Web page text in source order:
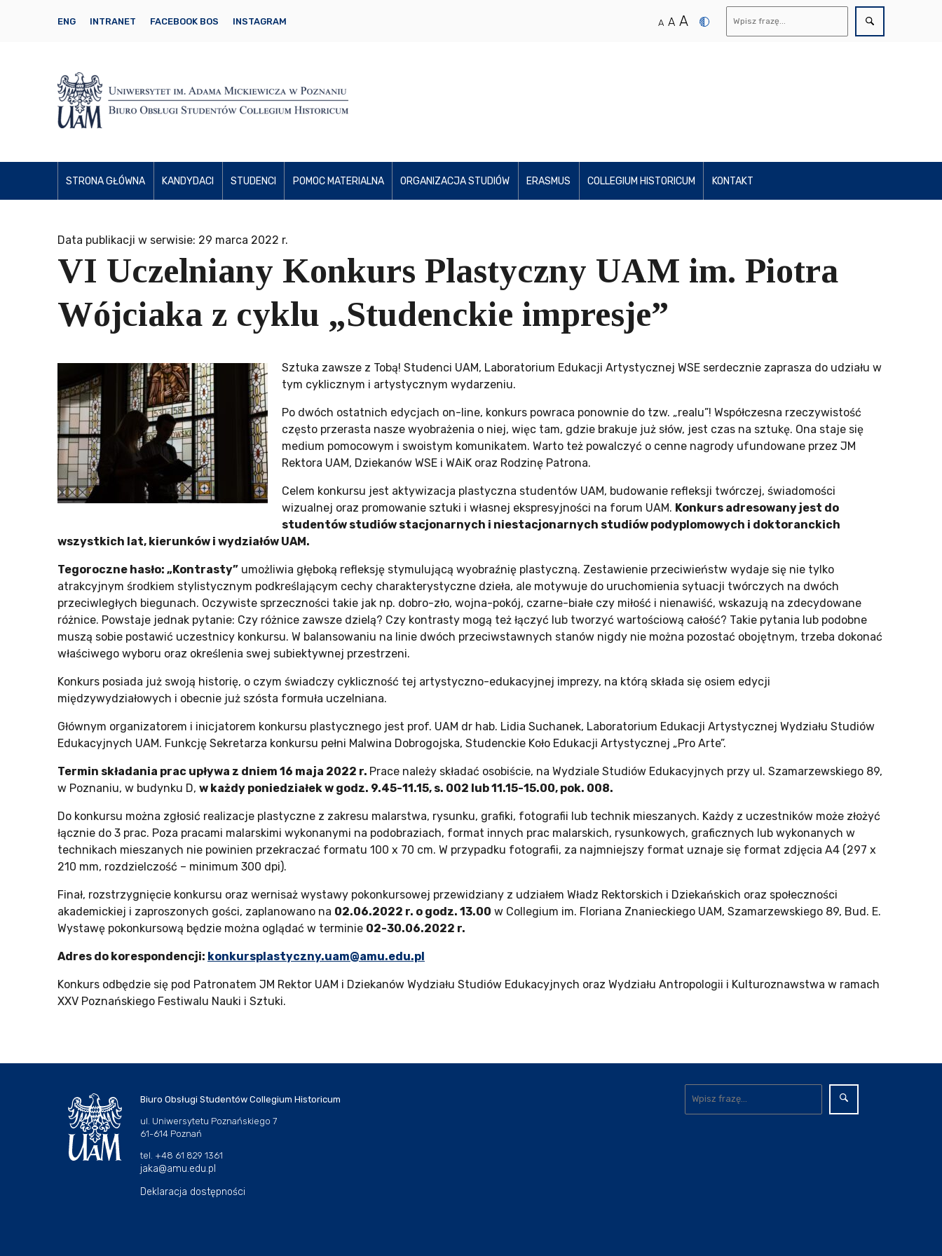
ENG INTRANET FACEBOOK BOS INSTAGRAM A A A
STRONA GŁÓWNA KANDYDACI STUDENCI POMOC MATERIALNA ORGANIZACJA STUDIÓW ERASMUS COLLEGIUM HISTORICUM KONTAKT
Data publikacji w serwisie: 29 marca 2022 r.
VI Uczelniany Konkurs Plastyczny UAM im. Piotra
Wójciaka z cyklu „Studenckie impresje”
Sztuka zawsze z Tobą! Studenci UAM, Laboratorium Edukacji Artystycznej WSE serdecznie zaprasza do udziału w
tym cyklicznym i artystycznym wydarzeniu.
Po dwóch ostatnich edycjach on-line, konkurs powraca ponownie do tzw. „realu”! Współczesna rzeczywistość
często przerasta nasze wyobrażenia o niej, więc tam, gdzie brakuje już słów, jest czas na sztukę. Ona staje się
medium pomocowym i swoistym komunikatem. Warto też powalczyć o cenne nagrody ufundowane przez JM
Rektora UAM, Dziekanów WSE i WAiK oraz Rodzinę Patrona.
Celem konkursu jest aktywizacja plastyczna studentów UAM, budowanie refleksji twórczej, świadomości
wizualnej oraz promowanie sztuki i własnej ekspresyjności na forum UAM. Konkurs adresowany jest do
studentów studiów stacjonarnych i niestacjonarnych studiów podyplomowych i doktoranckich
wszystkich lat, kierunków i wydziałów UAM.
Tegoroczne hasło: „Kontrasty” umożliwia głęboką refleksję stymulującą wyobraźnię plastyczną. Zestawienie przeciwieństw wydaje się nie tylko
atrakcyjnym środkiem stylistycznym podkreślającym cechy charakterystyczne dzieła, ale motywuje do uruchomienia sytuacji twórczych na dwóch
przeciwległych biegunach. Oczywiste sprzeczności takie jak np. dobro-zło, wojna-pokój, czarne-białe czy miłość i nienawiść, wskazują na zdecydowane
różnice. Powstaje jednak pytanie: Czy różnice zawsze dzielą? Czy kontrasty mogą też łączyć lub tworzyć wartościową całość? Takie pytania lub podobne
muszą sobie postawić uczestnicy konkursu. W balansowaniu na linie dwóch przeciwstawnych stanów nigdy nie można pozostać obojętnym, trzeba dokonać
właściwego wyboru oraz określenia swej subiektywnej przestrzeni.
Konkurs posiada już swoją historię, o czym świadczy cykliczność tej artystyczno-edukacyjnej imprezy, na którą składa się osiem edycji
międzywydziałowych i obecnie już szósta formuła uczelniana.
Głównym organizatorem i inicjatorem konkursu plastycznego jest prof. UAM dr hab. Lidia Suchanek, Laboratorium Edukacji Artystycznej Wydziału Studiów
Edukacyjnych UAM. Funkcję Sekretarza konkursu pełni Malwina Dobrogojska, Studenckie Koło Edukacji Artystycznej „Pro Arte”.
Termin składania prac upływa z dniem 16 maja 2022 r. Prace należy składać osobiście, na Wydziale Studiów Edukacyjnych przy ul. Szamarzewskiego 89,
w Poznaniu, w budynku D, w każdy poniedziałek w godz. 9.45-11.15, s. 002 lub 11.15-15.00, pok. 008.
Do konkursu można zgłosić realizacje plastyczne z zakresu malarstwa, rysunku, grafiki, fotografii lub technik mieszanych. Każdy z uczestników może złożyć
łącznie do 3 prac. Poza pracami malarskimi wykonanymi na podobraziach, format innych prac malarskich, rysunkowych, graficznych lub wykonanych w
technikach mieszanych nie powinien przekraczać formatu 100 x 70 cm. W przypadku fotografii, za najmniejszy format uznaje się format zdjęcia A4 (297 x
210 mm, rozdzielczość – minimum 300 dpi).
Finał, rozstrzygnięcie konkursu oraz wernisaż wystawy pokonkursowej przewidziany z udziałem Władz Rektorskich i Dziekańskich oraz społeczności
akademickiej i zaproszonych gości, zaplanowano na 02.06.2022 r. o godz. 13.00 w Collegium im. Floriana Znanieckiego UAM, Szamarzewskiego 89, Bud. E.
Wystawę pokonkursową będzie można oglądać w terminie 02-30.06.2022 r.
Adres do korespondencji: konkursplastyczny.uam@amu.edu.pl
Konkurs odbędzie się pod Patronatem JM Rektor UAM i Dziekanów Wydziału Studiów Edukacyjnych oraz Wydziału Antropologii i Kulturoznawstwa w ramach
XXV Poznańskiego Festiwalu Nauki i Sztuki.
Biuro Obsługi Studentów Collegium Historicum
ul. Uniwersytetu Poznańskiego 7
61-614 Poznań
tel. +48 61 829 1361
jaka@amu.edu.pl
Deklaracja dostępności